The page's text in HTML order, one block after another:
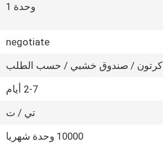
وحدة 1
negotiate
كرتون / صندوق خشبي / حسب الطلب
2-7 أيام
تي / ت
10000 وحدة شهريا